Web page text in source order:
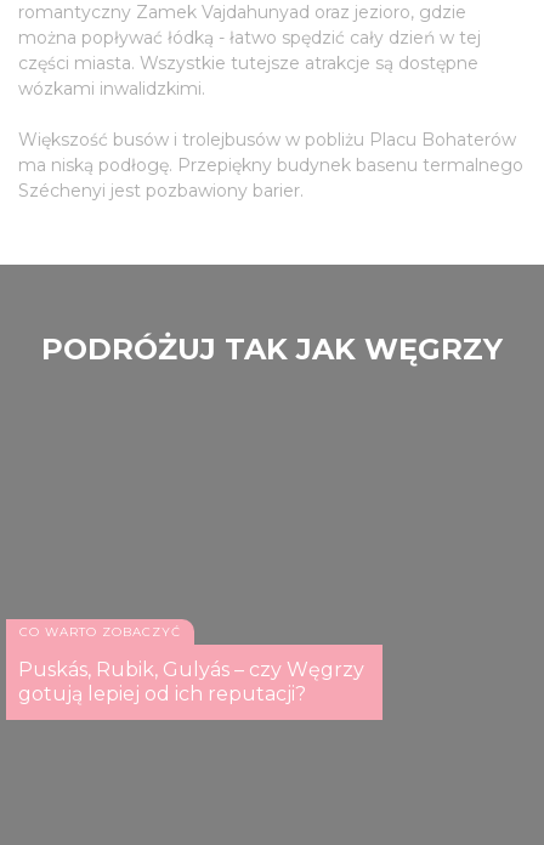
romantyczny Zamek Vajdahunyad oraz jezioro, gdzie
można popływać łódką - łatwo spędzić cały dzień w tej
części miasta. Wszystkie tutejsze atrakcje są dostępne
wózkami inwalidzkimi.
Większość busów i trolejbusów w pobliżu Placu Bohaterów
ma niską podłogę. Przepiękny budynek basenu termalnego
Széchenyi jest pozbawiony barier.
PODRÓŻUJ TAK JAK WĘGRZY
CO WARTO ZOBACZYĆ
Puskás, Rubik, Gulyás – czy Węgrzy
gotują lepiej od ich reputacji?